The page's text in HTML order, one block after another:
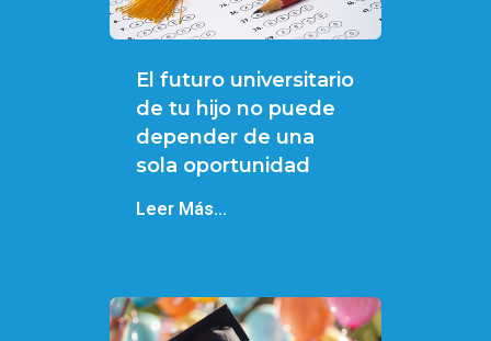
El futuro universitario
de tu hijo no puede
depender de una
sola oportunidad
Leer Más...